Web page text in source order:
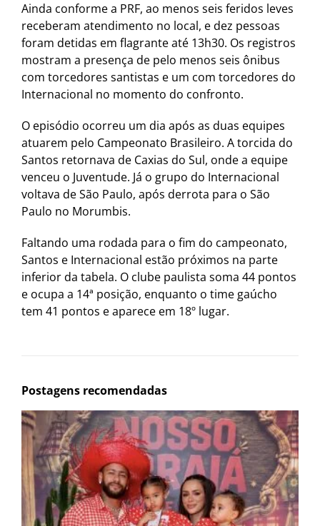
Ainda conforme a PRF, ao menos seis feridos leves
receberam atendimento no local, e dez pessoas
foram detidas em flagrante até 13h30. Os registros
mostram a presença de pelo menos seis ônibus
com torcedores santistas e um com torcedores do
Internacional no momento do confronto.
O episódio ocorreu um dia após as duas equipes
atuarem pelo Campeonato Brasileiro. A torcida do
Santos retornava de Caxias do Sul, onde a equipe
venceu o Juventude. Já o grupo do Internacional
voltava de São Paulo, após derrota para o São
Paulo no Morumbis.
Faltando uma rodada para o fim do campeonato,
Santos e Internacional estão próximos na parte
inferior da tabela. O clube paulista soma 44 pontos
e ocupa a 14ª posição, enquanto o time gaúcho
tem 41 pontos e aparece em 18º lugar.
Postagens recomendadas